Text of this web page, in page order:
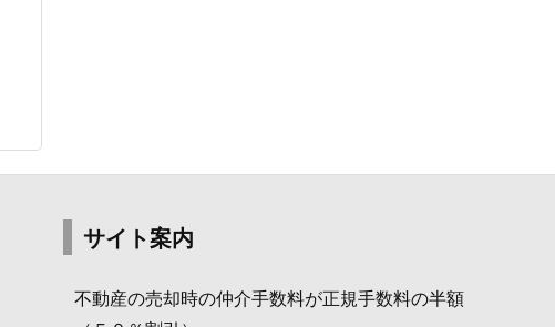
サイト案内
不動産の売却時の仲介手数料が正規手数料の半額